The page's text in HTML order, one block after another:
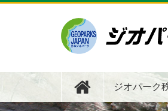
本
へ
ジオパー
ジオパーク